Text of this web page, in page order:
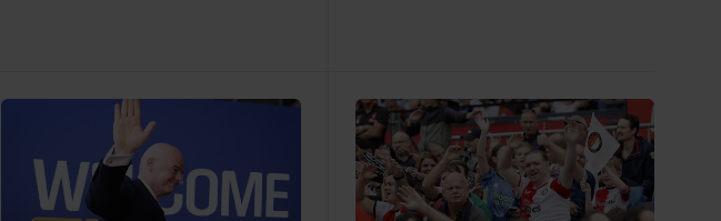
voor onze sport. Als dat betekent dat
we sommige competities moeten
boycotten, dan moet dat gebeuren",
aldus Bronze in aanloop van een
oefenduel met Chelsea in Nieuw-
Zeeland tegen Auckland.